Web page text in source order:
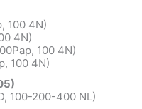
100 4N)
4N)
100 4N)
100 4N)
100-200-400 NL)